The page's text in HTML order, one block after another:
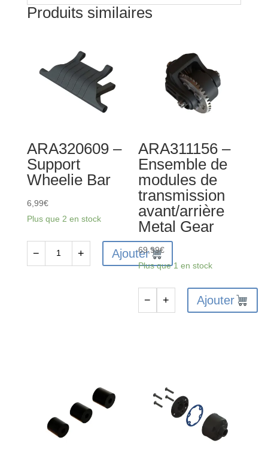
Produits similaires
ARA320609 –
Support
Wheelie Bar
6,99€
Plus que 2 en stock
− + Ajouter
ARA311156 –
Ensemble de
modules de
transmission
avant/arrière
Metal Gear
69,99€
Plus que 1 en stock
modules
− + Ajouter